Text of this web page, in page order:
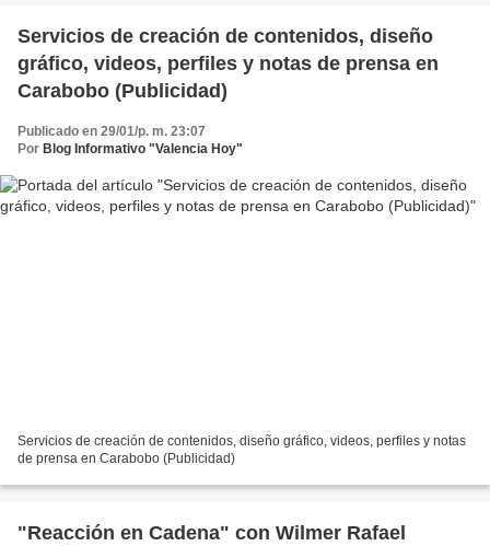
Servicios de creación de contenidos, diseño
gráfico, videos, perfiles y notas de prensa en
Carabobo (Publicidad)
Publicado en 29/01/p. m. 23:07
Por Blog Informativo "Valencia Hoy"
Servicios de creación de contenidos, diseño gráfico, videos, perfiles y notas
de prensa en Carabobo (Publicidad)
"Reacción en Cadena" con Wilmer Rafael